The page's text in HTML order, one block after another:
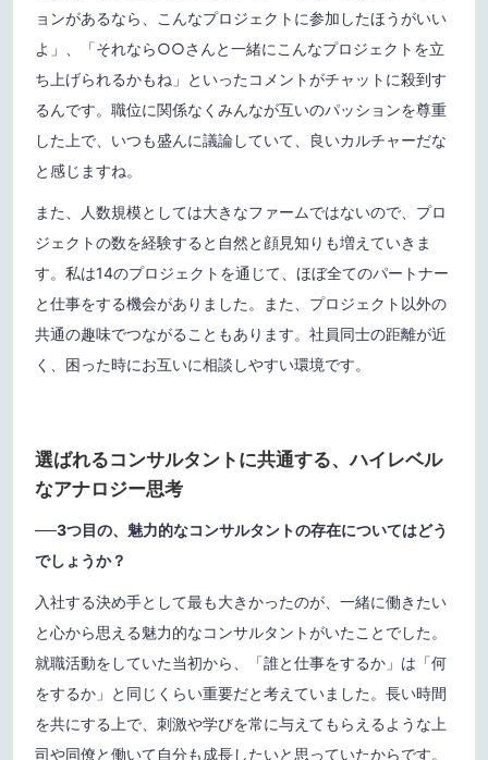
ョンがあるなら、こんなプロジェクトに参加したほうがいい
よ」、「それなら○○さんと一緒にこんなプロジェクトを立
ち上げられるかもね」といったコメントがチャットに殺到す
るんです。職位に関係なくみんなが互いのパッションを尊重
した上で、いつも盛んに議論していて、良いカルチャーだな
と感じますね。
また、人数規模としては大きなファームではないので、プロ
ジェクトの数を経験すると自然と顔見知りも増えていきま
す。私は14のプロジェクトを通じて、ほぼ全てのパートナー
と仕事をする機会がありました。また、プロジェクト以外の
共通の趣味でつながることもあります。社員同士の距離が近
く、困った時にお互いに相談しやすい環境です。
選ばれるコンサルタントに共通する、ハイレベル
なアナロジー思考
──3つ目の、魅力的なコンサルタントの存在についてはどう
でしょうか？
入社する決め手として最も大きかったのが、一緒に働きたい
と心から思える魅力的なコンサルタントがいたことでした。
就職活動をしていた当初から、「誰と仕事をするか」は「何
をするか」と同じくらい重要だと考えていました。長い時間
を共にする上で、刺激や学びを常に与えてもらえるような上
司や同僚と働いて自分も成長したいと思っていたからです。